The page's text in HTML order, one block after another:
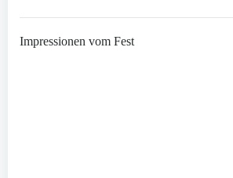
Impressionen vom Fest